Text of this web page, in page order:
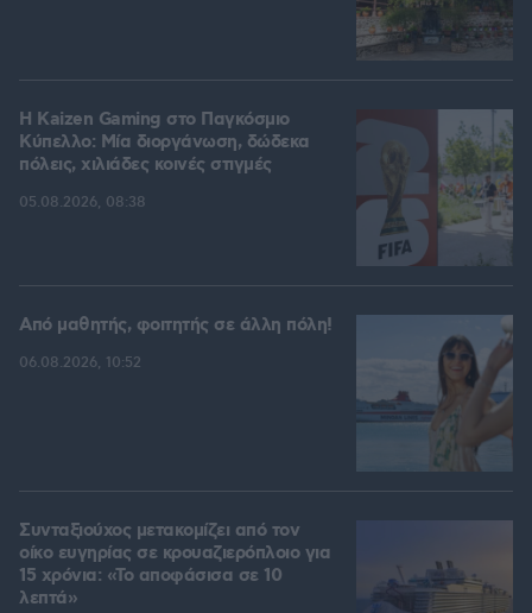
H Kaizen Gaming στο Παγκόσμιο
Kύπελλο: Μία διοργάνωση, δώδεκα
πόλεις, χιλιάδες κοινές στιγμές
05.08.2026, 08:38
Από μαθητής, φοιτητής σε άλλη πόλη!
06.08.2026, 10:52
Συνταξιούχος μετακομίζει από τον
οίκο ευγηρίας σε κρουαζιερόπλοιο για
15 χρόνια: «Το αποφάσισα σε 10
λεπτά»